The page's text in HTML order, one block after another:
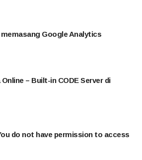
Google Analytics
– Built-in CODE Server di
do not have permission to access